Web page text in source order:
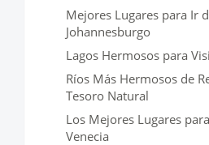
Mejores Lugares para Ir
Johannesburgo
Lagos Hermosos para
Ríos Más Hermosos de
Tesoro Natural
Los Mejores Lugares
Venecia